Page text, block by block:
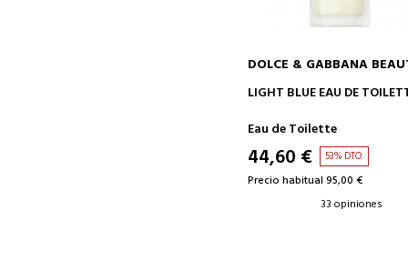
AÑADIR A LA CESTA
DOLCE & GABBANA
LIGHT BLUE EAU DE
Eau de Toilette
44,60 € 53% DTO.
Precio habitual 95,00 €
33 opiniones